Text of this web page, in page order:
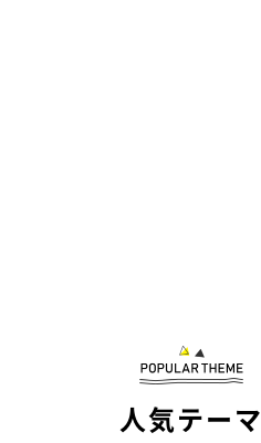
人気テーマ